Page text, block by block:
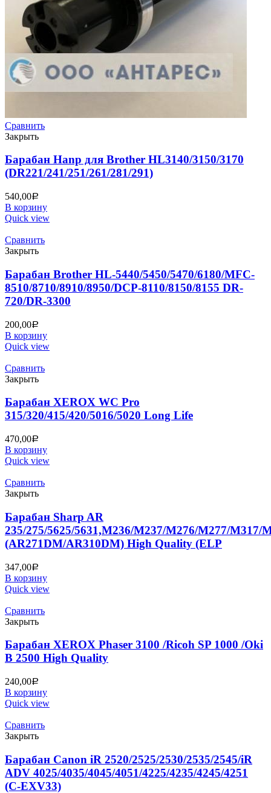
Сравнить
Закрыть
Барабан Hanp для Brother HL3140/3150/3170
(DR221/241/251/261/281/291)
540,00Р
В корзину
Quick view
Сравнить
Закрыть
Барабан Brother HL-5440/5450/5470/6180/MFC-
8510/8710/8910/8950/DCP-8110/8150/8155 DR-
720/DR-3300
200,00Р
В корзину
Quick view
Сравнить
Закрыть
Барабан XEROX WC Pro
315/320/415/420/5016/5020 Long Life
470,00Р
В корзину
Quick view
Сравнить
Закрыть
Барабан Sharp AR
235/275/5625/5631,M236/M237/M276/M277/M317/
(AR271DM/AR310DM) High Quality (ELP
347,00Р
В корзину
Quick view
Сравнить
Закрыть
Барабан XEROX Phaser 3100 /Ricoh SP 1000 /Oki
B 2500 High Quality
240,00Р
В корзину
Quick view
Сравнить
Закрыть
Барабан Canon iR 2520/2525/2530/2535/2545/iR
ADV 4025/4035/4045/4051/4225/4235/4245/4251
(C-EXV33)